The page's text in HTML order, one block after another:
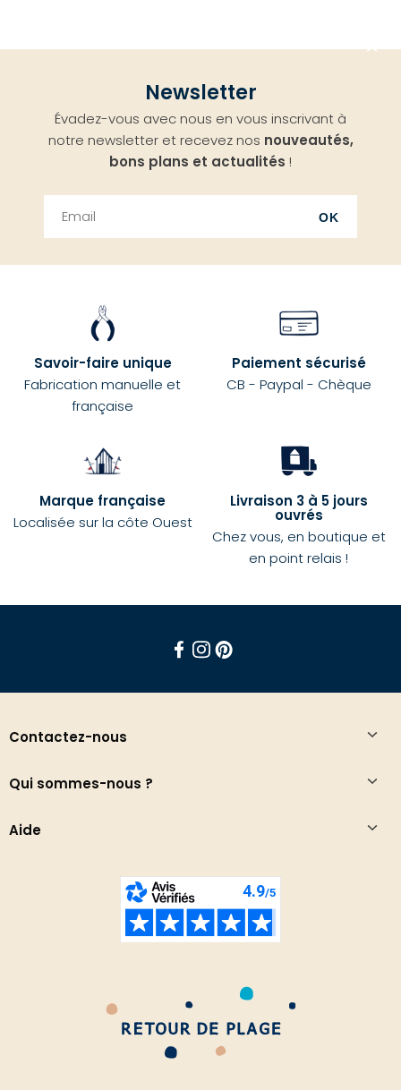
Newsletter
Évadez-vous avec nous en vous inscrivant à
notre newsletter et recevez nos nouveautés,
bons plans et actualités !
OK
Savoir-faire unique
Fabrication manuelle et
française
Paiement sécurisé
CB - Paypal - Chèque
Marque française
Localisée sur la côte Ouest
Livraison 3 à 5 jours
ouvrés
Chez vous, en boutique et
en point relais !
Contactez-nous
Qui sommes-nous ?
Aide